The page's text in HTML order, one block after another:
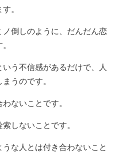
。
倒しのように、だんだん恋
う不信感があるだけで、人
うのです。
ないことです。
しないことです。
な人とは付き合わないこと